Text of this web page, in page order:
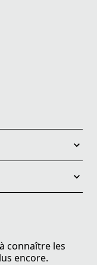
connaître les
encore.